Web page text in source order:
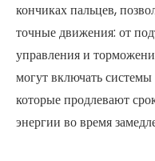
кончиках пальцев,
точные движения: от
управления и
могут включать
которые продлевают
энергии во время